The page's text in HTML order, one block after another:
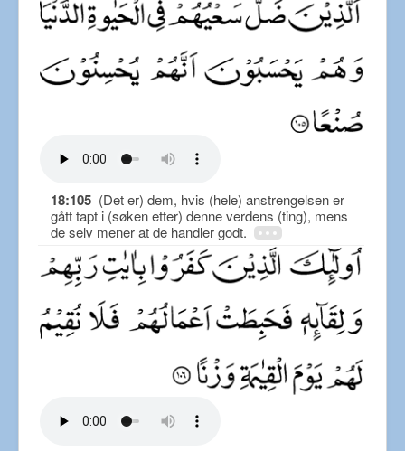
18:105 (Det er) dem, hvis (hele) anstrengelsen er
gått tapt i (søken etter) denne verdens (ting), mens
de selv mener at de handler godt.